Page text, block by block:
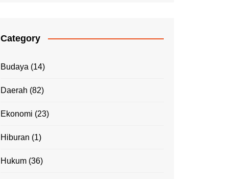
Category
Budaya (14)
Daerah (82)
Ekonomi (23)
Hiburan (1)
Hukum (36)